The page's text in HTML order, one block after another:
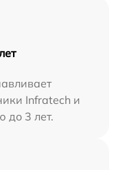
Infratech и
до 3 лет.